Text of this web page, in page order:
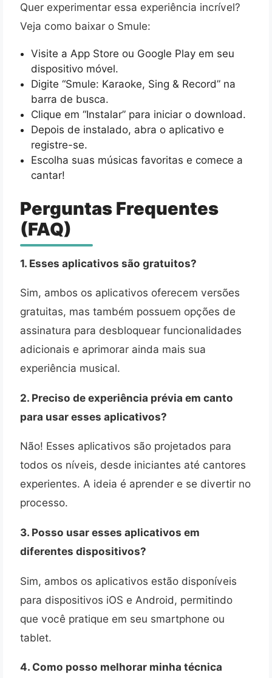
Quer experimentar essa experiência incrível?
Veja como baixar o Smule:
Visite a App Store ou Google Play em seu
dispositivo móvel.
Digite “Smule: Karaoke, Sing & Record” na
barra de busca.
Clique em “Instalar” para iniciar o download.
Depois de instalado, abra o aplicativo e
registre-se.
Escolha suas músicas favoritas e comece a
cantar!
Perguntas Frequentes
(FAQ)
1. Esses aplicativos são gratuitos?
Sim, ambos os aplicativos oferecem versões
gratuitas, mas também possuem opções de
assinatura para desbloquear funcionalidades
adicionais e aprimorar ainda mais sua
experiência musical.
2. Preciso de experiência prévia em canto
para usar esses aplicativos?
Não! Esses aplicativos são projetados para
todos os níveis, desde iniciantes até cantores
experientes. A ideia é aprender e se divertir no
processo.
3. Posso usar esses aplicativos em
diferentes dispositivos?
Sim, ambos os aplicativos estão disponíveis
para dispositivos iOS e Android, permitindo
que você pratique em seu smartphone ou
tablet.
4. Como posso melhorar minha técnica